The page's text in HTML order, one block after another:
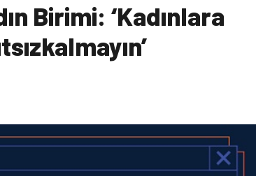
Birimi: ‘Kadınlara